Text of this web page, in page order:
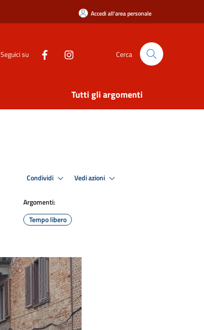
Accedi all'area personale
Seguici su Cerca
Tutti gli argomenti
Condividi Vedi azioni
Argomenti:
Tempo libero